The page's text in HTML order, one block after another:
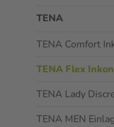
TENA
TENA Comfort
TENA Flex
TENA Lady
TENA MEN